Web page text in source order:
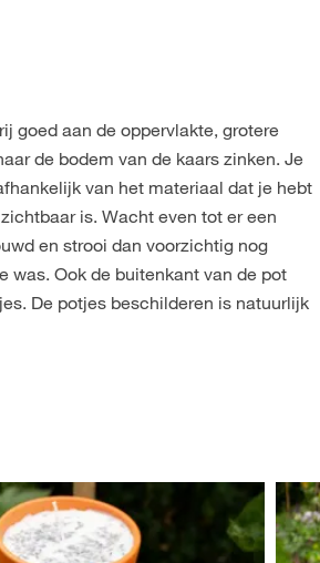
goed aan de oppervlakte, grotere
de bodem van de kaars zinken. Je
van het materiaal dat je hebt
is. Wacht even tot er een
en strooi dan voorzichtig nog
was. Ook de buitenkant van de pot
De potjes beschilderen is natuurlijk